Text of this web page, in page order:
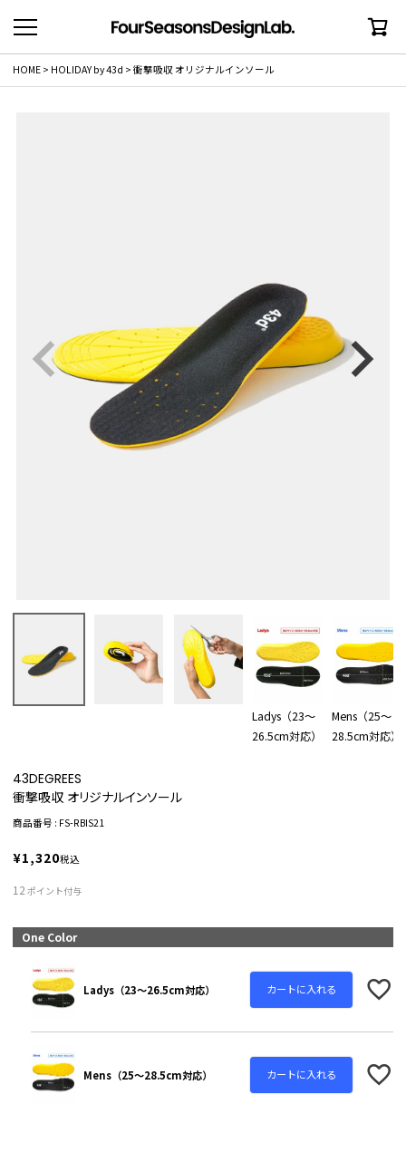
HOME HOLIDAY by 43d 衝撃吸収 オリジナルインソール
Ladys（23～
26.5cm対応）
Mens（25～
28.5cm対応）
43DEGREES
衝撃吸収 オリジナルインソール
商品番号 FS-RBIS21
¥1,320税込
12 ポイント付与
One Color
Ladys（23～26.5cm対応） カートに入れる
Mens（25～28.5cm対応） カートに入れる